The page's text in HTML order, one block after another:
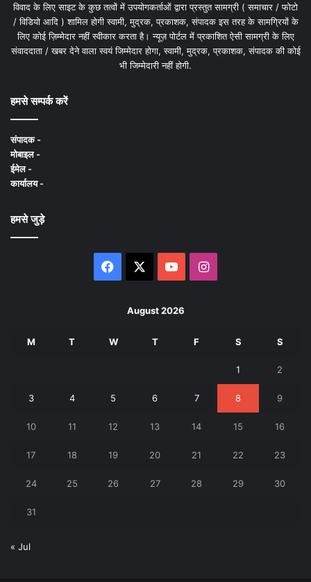
विवाद के लिए साइट के कुछ तत्वों में उपयोगकर्ताओं द्वारा प्रस्तुत सामग्री ( समाचार / फोटो
/ विडियो आदि ) शामिल होगी स्वामी, मुद्रक, प्रकाशक, संपादक इस तरह के सामग्रियों के
लिए कोई ज़िम्मेदार नहीं स्वीकार करता है। न्यूज़ पोर्टल में प्रकाशित ऐसी सामग्री के लिए
संवाददाता / खबर देने वाला स्वयं जिम्मेदार होगा, स्वामी, मुद्रक, प्रकाशक, संपादक की कोई
भी जिम्मेदारी नहीं होगी.
हमसे सम्पर्क करें
संपादक -
मोबाइल -
ईमेल -
कार्यालय -
हमसे जुड़े
Facebook YouTubeInstagram
August 2026
M T W T F S S
1 2
3 4 5 6 7 8 9
10 11 12 13 14 15 16
17 18 19 20 21 22 23
24 25 26 27 28 29 30
31
« Jul